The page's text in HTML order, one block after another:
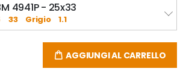
4941P - 25x33
33 Grigio 1.1
AGGIUNGI AL CARRELLO